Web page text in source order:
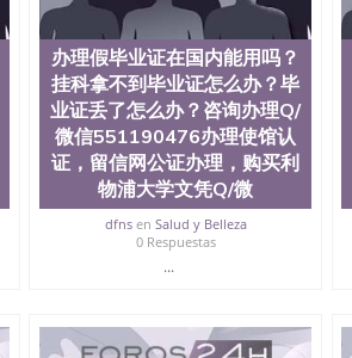
办理假毕业证在国内能用吗？
挂科拿不到毕业证怎么办？毕
业证丢了怎么办？咨询办理Q/
微信551190476办理使馆认
证，留信网公证办理，购买利
物浦大学文凭Q/微
dfnsen Salud y Belleza
0 Respuestas
...